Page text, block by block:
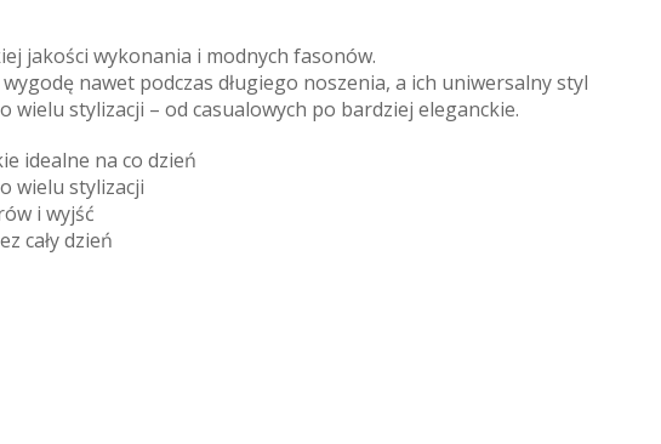
jakości wykonania i modnych fasonów.
nawet podczas długiego noszenia, a ich uniwersalny styl
wielu stylizacji – od casualowych po bardziej eleganckie.
idealne na co dzień
wielu stylizacji
i wyjść
cały dzień